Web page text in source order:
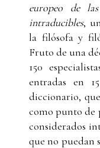
europeo de
intraducibles,
la filósofa y
Fruto de una
150
entradas en
diccionario,
como punto de
considerados
que no puedan